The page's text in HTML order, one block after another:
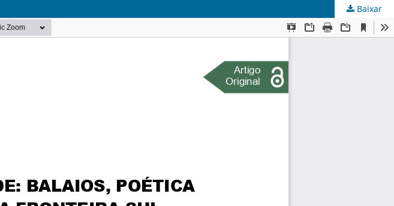
Baixar